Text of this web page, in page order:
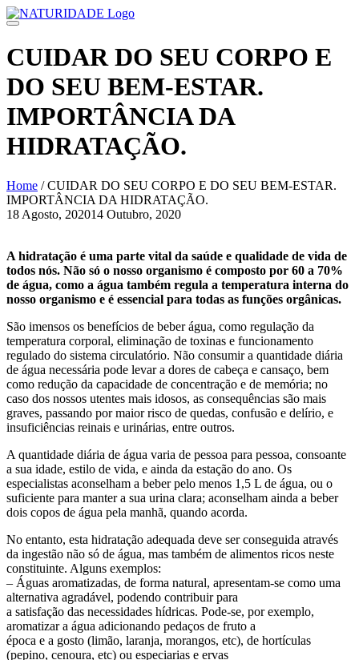
Skip
to
CUIDAR DO SEU CORPO E
DO SEU BEM-ESTAR.
IMPORTÂNCIA DA
HIDRATAÇÃO.
Home / CUIDAR DO SEU CORPO E DO SEU BEM-ESTAR.
IMPORTÂNCIA DA HIDRATAÇÃO.
18 Agosto, 202014 Outubro, 2020
de
artigos
A hidratação é uma parte vital da saúde e qualidade de vida de
todos nós. Não só o nosso organismo é composto por 60 a 70%
de água, como a água também regula a temperatura interna do
nosso organismo e é essencial para todas as funções orgânicas.
São imensos os benefícios de beber água, como regulação da
temperatura corporal, eliminação de toxinas e funcionamento
regulado do sistema circulatório. Não consumir a quantidade diária
de água necessária pode levar a dores de cabeça e cansaço, bem
como redução da capacidade de concentração e de memória; no
caso dos nossos utentes mais idosos, as consequências são mais
graves, passando por maior risco de quedas, confusão e delírio, e
insuficiências reinais e urinárias, entre outros.
A quantidade diária de água varia de pessoa para pessoa, consoante
a sua idade, estilo de vida, e ainda da estação do ano. Os
especialistas aconselham a beber pelo menos 1,5 L de água, ou o
suficiente para manter a sua urina clara; aconselham ainda a beber
dois copos de água pela manhã, quando acorda.
No entanto, esta hidratação adequada deve ser conseguida através
da ingestão não só de água, mas também de alimentos ricos neste
constituinte. Alguns exemplos:
– Águas aromatizadas, de forma natural, apresentam-se como uma
alternativa agradável, podendo contribuir para
a satisfação das necessidades hídricas. Pode-se, por exemplo,
aromatizar a água adicionando pedaços de fruto a
época e a gosto (limão, laranja, morangos, etc), de hortículas
(pepino, cenoura, etc) ou especiarias e ervas